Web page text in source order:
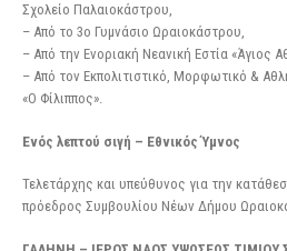
Σχολείο Παλαιοκάστρου,
– Από το 3ο Γυμνάσιο Ωραιοκάστρου,
– Από την Ενοριακή Νεανική Εστία «Άγιος
– Από τον Εκπολιτιστικό, Μορφωτικό &
«Ο Φίλιππος».
Ενός λεπτού σιγή – Εθνικός Ύμνος
Τελετάρχης και υπεύθυνος για την
πρόεδρος Συμβουλίου Νέων Δήμου